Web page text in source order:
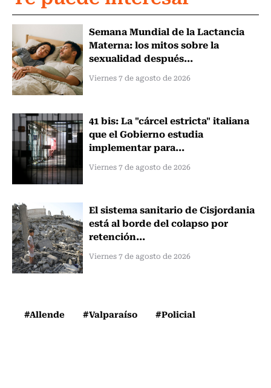
Semana Mundial de la Lactancia
Materna: los mitos sobre la
sexualidad después...
Viernes 7 de agosto de 2026
41 bis: La "cárcel estricta" italiana
que el Gobierno estudia
implementar para...
Viernes 7 de agosto de 2026
El sistema sanitario de Cisjordania
está al borde del colapso por
retención...
Viernes 7 de agosto de 2026
#Allende #Valparaíso #Policial